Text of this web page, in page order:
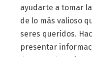
ayudarte a tomar
de lo más valioso
seres queridos.
presentar